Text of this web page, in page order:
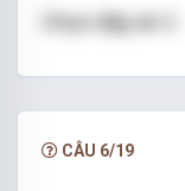
Chọn đáp án C
CÂU 6/19